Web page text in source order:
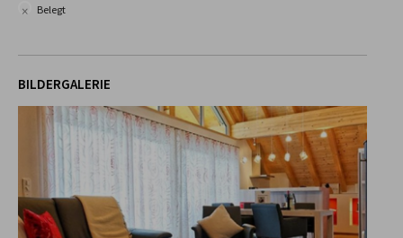
× Belegt
BILDERGALERIE